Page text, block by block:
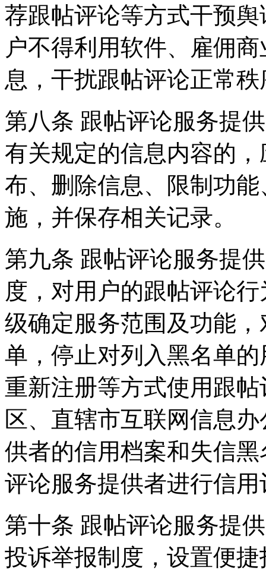
荐跟帖评论等方式干预
户不得利用软件、雇佣
息，干扰跟帖评论正常
第八条 跟帖评论服务提
有关规定的信息内容的
布、删除信息、限制功
施，并保存相关记录。
第九条 跟帖评论服务提
度，对用户的跟帖评论
级确定服务范围及功能
单，停止对列入黑名单
重新注册等方式使用跟
区、直辖市互联网信息
供者的信用档案和失信
评论服务提供者进行信用
第十条 跟帖评论服务提
投诉举报制度，设置便